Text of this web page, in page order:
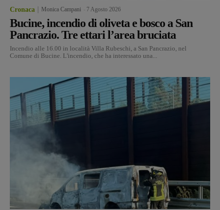
Cronaca Monica Campani 7 Agosto 2026
Bucine, incendio di oliveta e bosco a San
Pancrazio. Tre ettari l’area bruciata
Incendio alle 16.00 in località Villa Rubeschi, a San Pancrazio, nel
Comune di Bucine. L'incendio, che ha interessato una...